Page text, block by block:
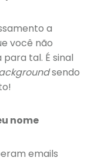
a
você não
tal. É sinal
sendo
nome
emails